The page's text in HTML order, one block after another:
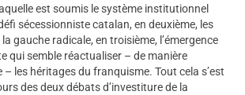
est soumis le système institutionnel
sécessionniste catalan, en deuxième, les
gauche radicale, en troisième, l’émergence
qui semble réactualiser – de manière
les héritages du franquisme. Tout cela s’est
des deux débats d’investiture de la